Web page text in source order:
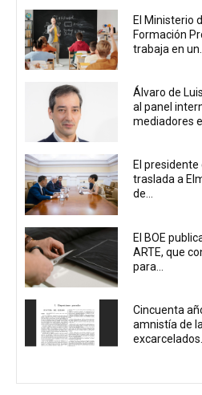
El Ministerio
Formación
trabaja en un...
Álvaro de
al panel
mediadores
El
traslada a
de...
El BOE
ARTE, que
para...
Cincuenta
amnistía de
excarcelados...